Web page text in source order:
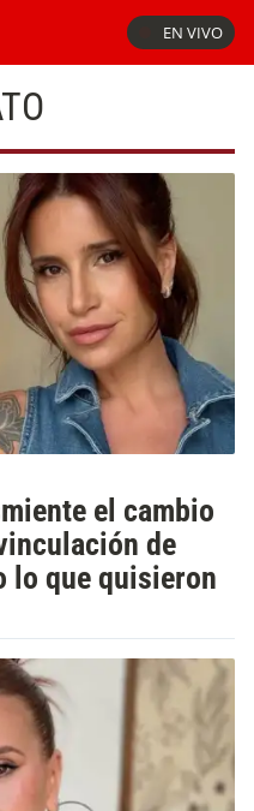
EN VIVO
el cambio
de
lo que quisieron